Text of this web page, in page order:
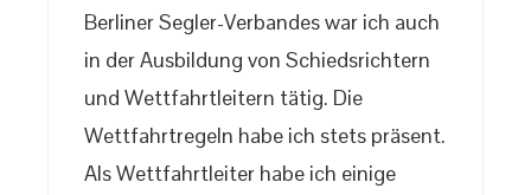
Berliner Segler-Verbandes war ich auch
in der Ausbildung von Schiedsrichtern
und Wettfahrtleitern tätig. Die
Wettfahrtregeln habe ich stets präsent.
Als Wettfahrtleiter habe ich einige